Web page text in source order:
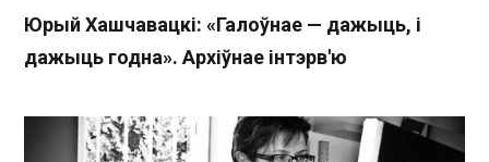
Юрый Хашчавацкі: «Галоўнае — дажыць, і
дажыць годна». Архіўнае інтэрв'ю